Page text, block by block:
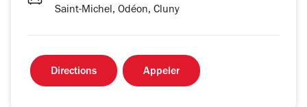
Saint-Michel, Odéon, Cluny
Directions Appeler